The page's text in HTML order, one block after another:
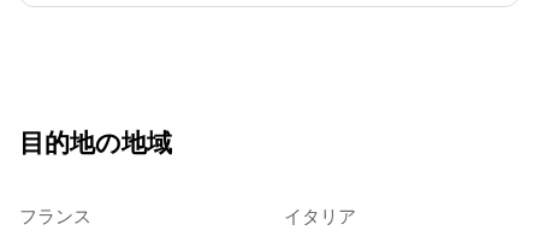
目的地の地域
フランス イタリア